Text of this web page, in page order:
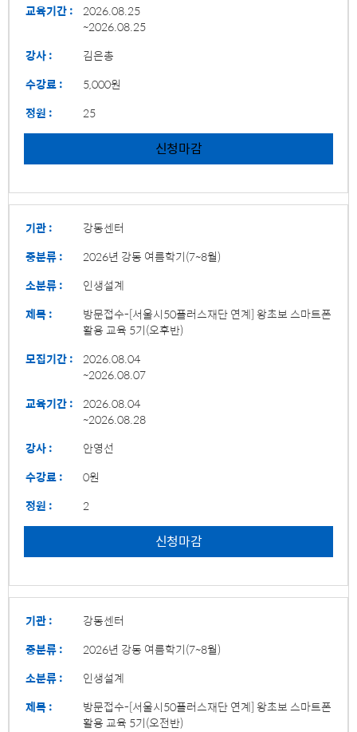
교육기간 : 2026.08.25
~2026.08.25
강사 :
김은총
수강료 :
5,000원
정원 :
25
신청마감
기관 :
강동센터
중분류 :
2026년 강동 여름학기(7~8월)
소분류 :
인생설계
제목 :
방문접수-[서울시50플러스재단 연계] 왕초보 스마트폰
활용 교육 5기(오후반)
모집기간 : 2026.08.04
~2026.08.07
교육기간 : 2026.08.04
~2026.08.28
강사 :
안영선
수강료 :
0원
정원 :
2
신청마감
기관 :
강동센터
중분류 :
2026년 강동 여름학기(7~8월)
소분류 :
인생설계
제목 :
방문접수-[서울시50플러스재단 연계] 왕초보 스마트폰
활용 교육 5기(오전반)